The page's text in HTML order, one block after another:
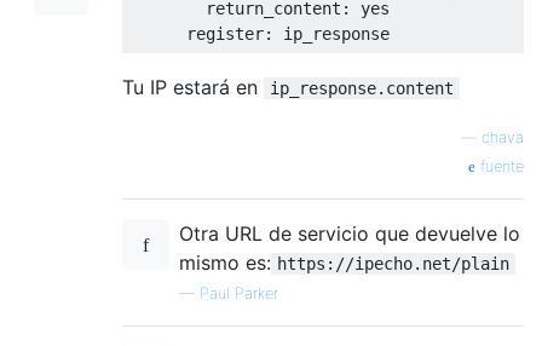
        return_content: yes
Tu IP estará en ip_response.content
chava
fuente
Otra URL de servicio que devuelve lo
mismo es: https://ipecho.net/plain
— Paul Parker